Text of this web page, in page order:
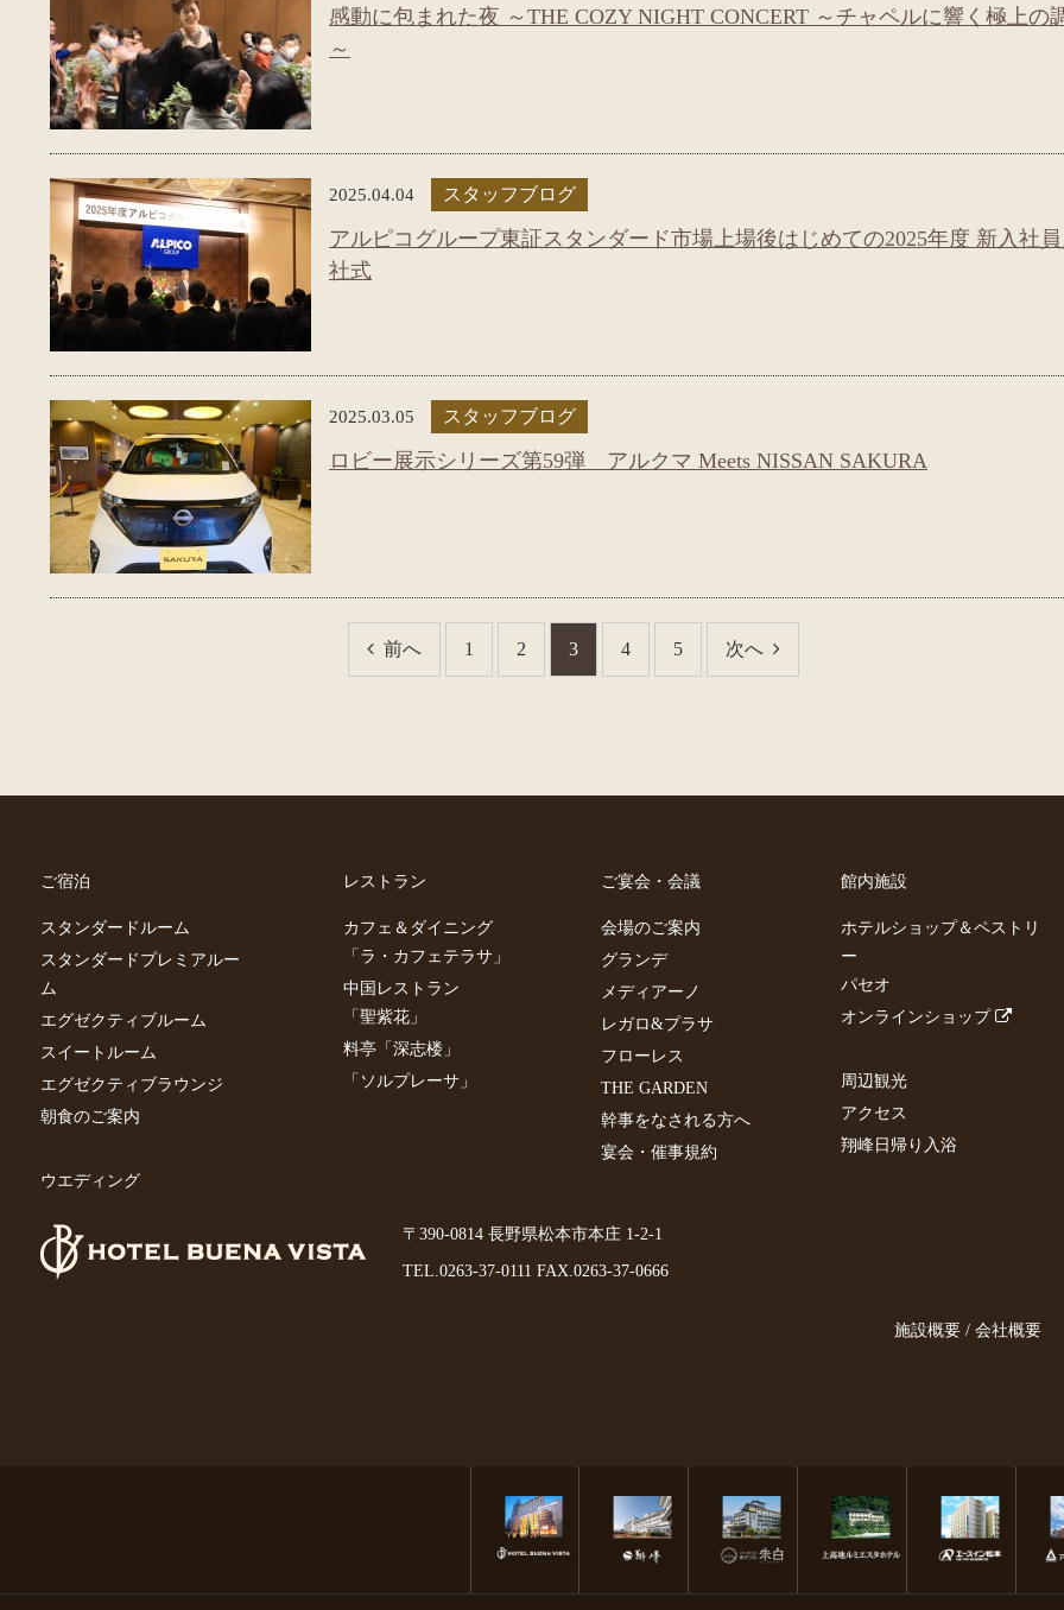
感動に包まれた夜 ～THE COZY NIGHT CONCERT ～チャペルに響く極上の
～
2025.04.04 スタッフブログ
アルピコグループ東証スタンダード市場上場後はじめての2025年度 新入社
社式
2025.03.05 スタッフブログ
ロビー展示シリーズ第59弾 アルクマ Meets NISSAN SAKURA
前へ 1 2 3 4 5 次へ
ご宿泊
スタンダードルーム
スタンダードプレミアルー
ム
エグゼクティブルーム
スイートルーム
エグゼクティブラウンジ
朝食のご案内
ウエディング
レストラン
カフェ＆ダイニング
「ラ・カフェテラサ」
中国レストラン
「聖紫花」
料亭「深志楼」
「ソルプレーサ」
ご宴会・会議
会場のご案内
グランデ
メディアーノ
レガロ&プラサ
フローレス
THE GARDEN
幹事をなされる方へ
宴会・催事規約
館内施設
ホテルショップ＆ペストリ
ー
パセオ
オンラインショップ
周辺観光
アクセス
翔峰日帰り入浴
〒390-0814 長野県松本市本庄 1-2-1
TEL.0263-37-0111 FAX.0263-37-0666
施設概要 / 会社概要